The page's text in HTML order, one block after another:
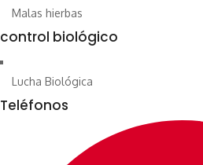
Malas hierbas
control biológico
Lucha Biológica
Teléfonos